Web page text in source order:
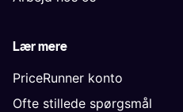
Lær mere
PriceRunner konto
Ofte stillede spørgsmål